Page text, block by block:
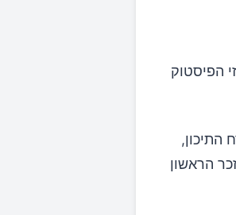
הפיסטוק
התיכון,
הראשון